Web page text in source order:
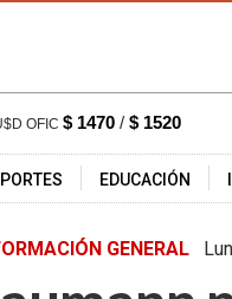
OFIC $ 1470 / $ 1520
EDUCACIÓN
GENERAL